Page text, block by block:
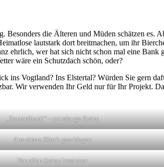
Besonders die Älteren und Müden schätzen es.
lautstark dort breitmachen, um ihr
ehrlich, wer hat sich nicht schon mal eine
wäre ein Schutzdach schön, oder?
ins Vogtland? Ins Elstertal? Würden Sie gern
Wir verwenden Ihr Geld nur für Ihr Projekt.
„Baumelbank“ – extralange Beine
Aus einem Block geschlagen
Von allen Seiten besetzbar